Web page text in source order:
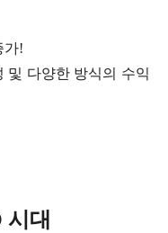
가!
및 다양한 방식의 수익
시대